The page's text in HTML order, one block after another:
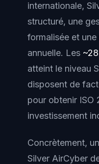
internationale,
structuré, une
formalisée et
annuelle. Les
atteint le niveau
disposent de
pour obtenir ISO
investissement
Concrètement,
Silver AirCyber